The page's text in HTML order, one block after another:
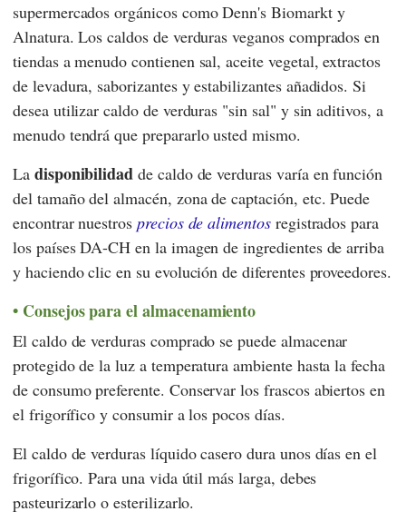
supermercados orgánicos comoDenn's Biomarkty
Alnatura. Los caldos de verduras veganos comprados en
tiendas a menudo contienen sal, aceite vegetal, extractos
de levadura, saborizantes y estabilizantes añadidos. Si
desea utilizar caldo de verduras "sin sal" y sin aditivos, a
menudo tendrá que prepararlo usted mismo.
La disponibilidad de caldo de verduras varía en función
del tamaño del almacén, zona de captación, etc. Puede
encontrar nuestros precios de alimentosregistrados para
los países DA-CH en la imagen de ingredientes de arriba
y haciendo clic en su evolución de diferentes proveedores.
Consejos para el almacenamiento
El caldo de verduras comprado se puede almacenar
protegido de la luz a temperatura ambiente hasta la fecha
de consumo preferente. Conservar los frascos abiertos en
el frigorífico y consumir a los pocos días.
El caldo de verduras líquido casero dura unos días en el
frigorífico. Para una vida útil más larga, debes
pasteurizarlo o esterilizarlo.